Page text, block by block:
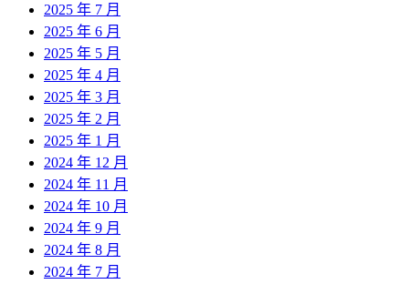
2025 年 7 月
2025 年 6 月
2025 年 5 月
2025 年 4 月
2025 年 3 月
2025 年 2 月
2025 年 1 月
2024 年 12 月
2024 年 11 月
2024 年 10 月
2024 年 9 月
2024 年 8 月
2024 年 7 月